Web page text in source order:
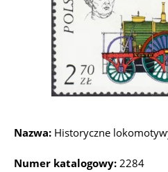
Nazwa: Historyczne
Numer katalogowy: 2284